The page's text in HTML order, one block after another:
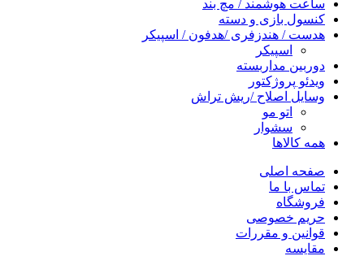
ساعت هوشمند / مچ بند
کنسول بازی و دسته
هدست / هندزفری /هدفون / اسپیکر
اسپیکر
دوربین مداربسته
ویدئو پروژکتور
وسایل اصلاح /ریش تراش
اتو مو
سشوار
همه کالاها
صفحه اصلی
تماس با ما
فروشگاه
حریم خصوصی
قوانین و مقررات
مقایسه